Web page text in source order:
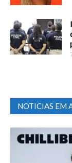
NOTICIAS EM